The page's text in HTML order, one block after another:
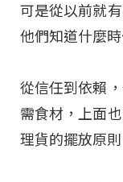
可是從以前就
他們知道什麼時
從信任到依賴
需食材，上面
理貨的擺放原